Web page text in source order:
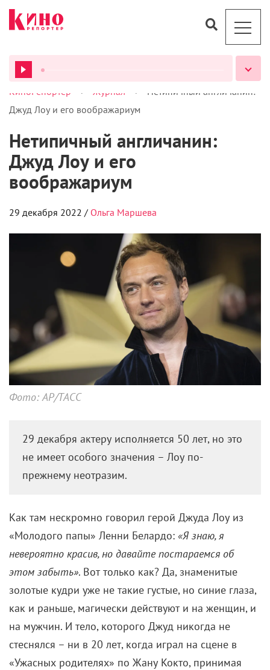
ВСЕ ПОДКАСТЫ
КиноРепортер > Журнал >
Нетипичный англичанин:
Джуд Лоу и его воображариум
Нетипичный англичанин:
Джуд Лоу и его
воображариум
29 декабря 2022 / Ольга Маршева
Фото: AP/ТАСС
29 декабря актеру исполняется 50 лет, но это
не имеет особого значения – Лоу по-
прежнему неотразим.
Как там нескромно говорил герой Джуда Лоу из
«Молодого папы» Ленни Белардо: «Я знаю, я
невероятно красив, но давайте постараемся об
этом забыть». Вот только как? Да, знаменитые
золотые кудри уже не такие густые, но синие глаза,
как и раньше, магически действуют и на женщин, и
на мужчин. И тело, которого Джуд никогда не
стеснялся – ни в 20 лет, когда играл на сцене в
«Ужасных родителях» по Жану Кокто, принимая